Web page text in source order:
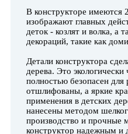
В конструкторе имеются
изображают главных
деток - козлят и волка, а
декораций, такие как
Детали конструктора
дерева. Это
полностью безопасен
отшлифованы, а яркие
применения в детских
нанесены методом
производство и прочные
конструктор надежным и